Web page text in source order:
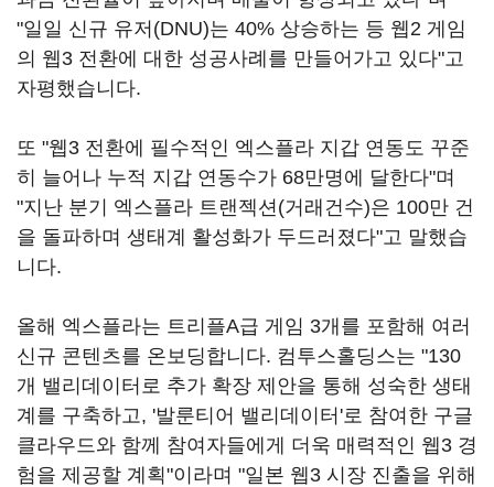
"일일 신규 유저(DNU)는 40% 상승하는 등 웹2 게임
의 웹3 전환에 대한 성공사례를 만들어가고 있다"고
자평했습니다.
또 "웹3 전환에 필수적인 엑스플라 지갑 연동도 꾸준
히 늘어나 누적 지갑 연동수가 68만명에 달한다"며
"지난 분기 엑스플라 트랜젝션(거래건수)은 100만 건
을 돌파하며 생태계 활성화가 두드러졌다"고 말했습
니다.
올해 엑스플라는 트리플A급 게임 3개를 포함해 여러
신규 콘텐츠를 온보딩합니다. 컴투스홀딩스는 "130
개 밸리데이터로 추가 확장 제안을 통해 성숙한 생태
계를 구축하고, '발룬티어 밸리데이터'로 참여한 구글
클라우드와 함께 참여자들에게 더욱 매력적인 웹3 경
험을 제공할 계획"이라며 "일본 웹3 시장 진출을 위해